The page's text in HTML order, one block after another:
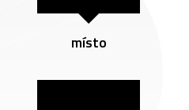
místo